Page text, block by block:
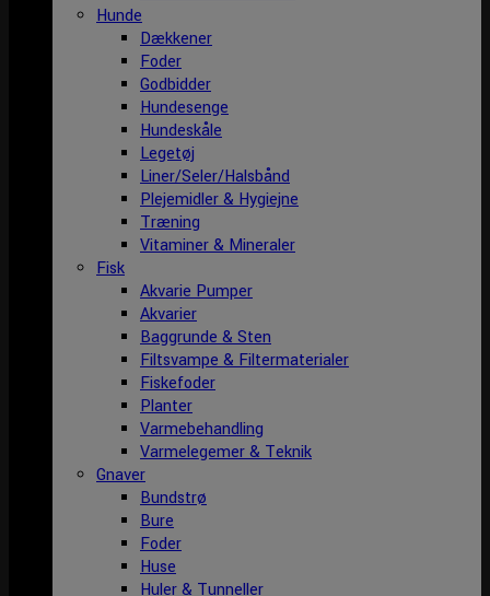
Hunde
Dækkener
Foder
Godbidder
Hundesenge
Hundeskåle
Legetøj
Liner/Seler/Halsbånd
Plejemidler & Hygiejne
Træning
Vitaminer & Mineraler
Fisk
Akvarie Pumper
Akvarier
Baggrunde & Sten
Filtsvampe & Filtermaterialer
Fiskefoder
Planter
Varmebehandling
Varmelegemer & Teknik
Gnaver
Bundstrø
Bure
Foder
Huse
Huler & Tunneller